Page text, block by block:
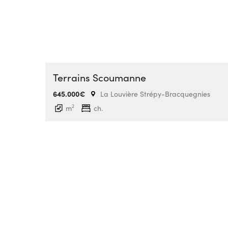
Terrains Scoumanne
645.000€
La Louvière Strépy-Bracquegnies
m2 ch.